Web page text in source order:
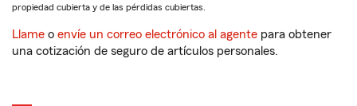
propiedad cubierta y de las pérdidas cubiertas.
Llame o envíe un correo electrónico al agente para obtener
una cotización de seguro de artículos personales.